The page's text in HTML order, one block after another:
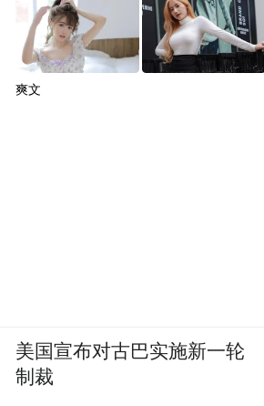
爽文
美国宣布对古巴实施新一轮
制裁